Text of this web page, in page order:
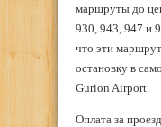
маршруты до
930, 943, 947 и
что эти
остановку в
Gurion Airport.
Оплата за